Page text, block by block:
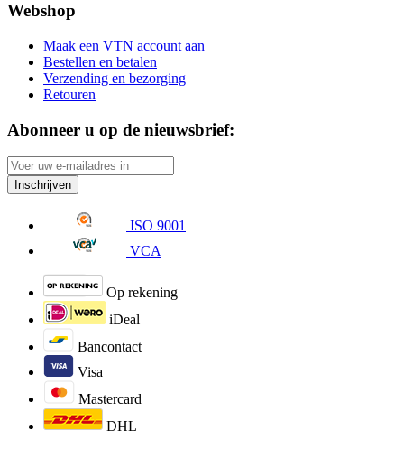
Webshop
Maak een VTN account aan
Bestellen en betalen
Verzending en bezorging
Retouren
Abonneer u op de nieuwsbrief:
Inschrijven
ISO 9001
VCA
Op rekening
iDeal
Bancontact
Visa
Mastercard
DHL